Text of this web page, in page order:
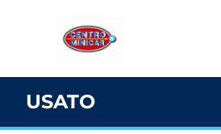
USATO